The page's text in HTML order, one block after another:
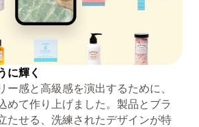
に輝く
ー感と高級感を演出するために、
めて作り上げました。製品とブラ
たせる、洗練されたデザインが特